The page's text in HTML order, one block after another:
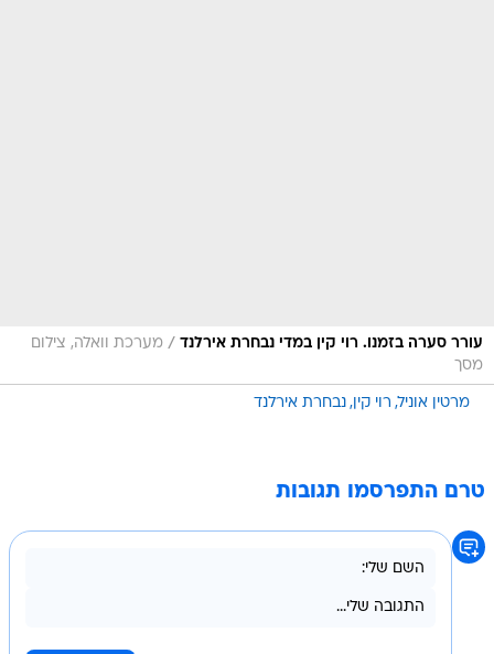
עורר סערה בזמנו. רוי קין במדי נבחרת אירלנד / מערכת וואלה, צילום
מסך
מרטין אוניל רוי קין נבחרת אירלנד
טרם התפרסמו תגובות